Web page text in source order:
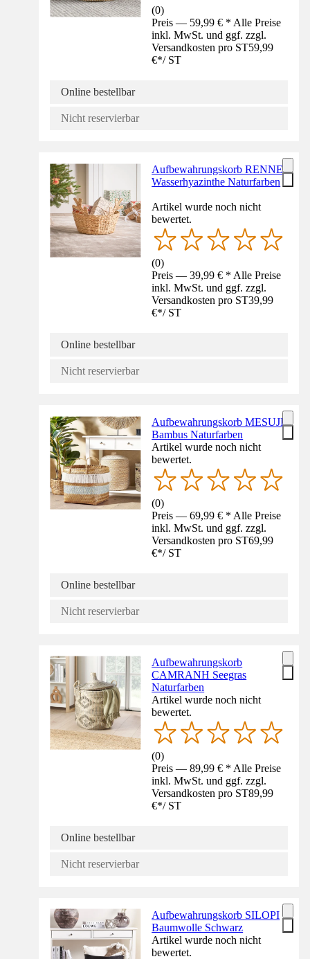
(0)
Preis — 59,99 € * Alle Preise
inkl. MwSt. und ggf. zzgl.
Versandkosten pro ST59,99
€*/ ST
Online bestellbar
Nicht reservierbar
Aufbewahrungskorb RENNE
Wasserhyazinthe Naturfarben
Artikel wurde noch nicht
bewertet.
(0)
Preis — 39,99 € * Alle Preise
inkl. MwSt. und ggf. zzgl.
Versandkosten pro ST39,99
€*/ ST
Online bestellbar
Nicht reservierbar
Aufbewahrungskorb MESUJI
Bambus Naturfarben
Artikel wurde noch nicht
bewertet.
(0)
Preis — 69,99 € * Alle Preise
inkl. MwSt. und ggf. zzgl.
Versandkosten pro ST69,99
€*/ ST
Online bestellbar
Nicht reservierbar
Aufbewahrungskorb
CAMRANH Seegras
Naturfarben
Artikel wurde noch nicht
bewertet.
(0)
Preis — 89,99 € * Alle Preise
inkl. MwSt. und ggf. zzgl.
Versandkosten pro ST89,99
€*/ ST
Online bestellbar
Nicht reservierbar
Aufbewahrungskorb SILOPI
Baumwolle Schwarz
Artikel wurde noch nicht
bewertet.